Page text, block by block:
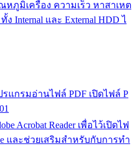
หภูมิเครื่อง ความเร็ว หาสาเหต
Internal และ External HDD ไ
ปรแกรมอ่านไฟล์ PDF เปิดไฟล์ P
Acrobat Reader เพื่อไว้เปิดไฟ
และช่วยเสริมสำหรับกับการทำ